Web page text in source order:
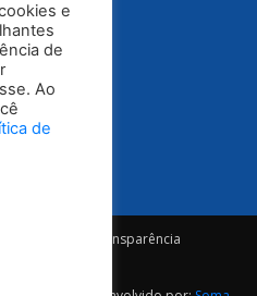
Portal da Transparência
e
de
Ao
de